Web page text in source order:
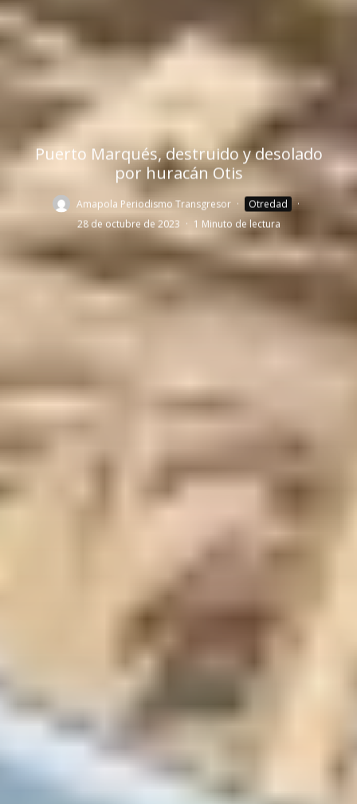
Puerto Marqués, destruido y desolado
por huracán Otis
Amapola Periodismo Transgresor · Otredad
·
28 de octubre de 2023 · 1 Minuto de lectura